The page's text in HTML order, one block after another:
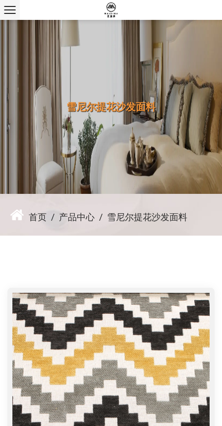
雪尼尔提花沙发面料
首页 / 产品中心 / 雪尼尔提花沙发面料